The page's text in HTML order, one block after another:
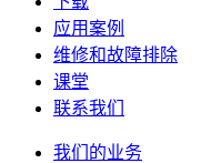
应用案例
维修和故障排除
课堂
联系我们
我们的业务